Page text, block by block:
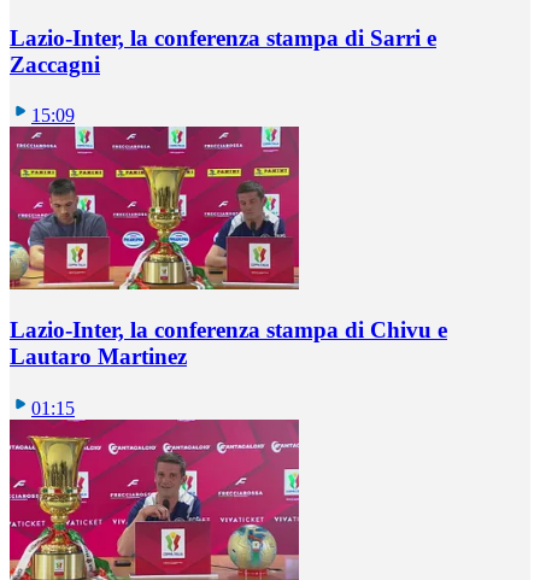
Lazio-Inter, la conferenza stampa di Sarri e
Zaccagni
15:09
Lazio-Inter, la conferenza stampa di Chivu e
Lautaro Martinez
01:15